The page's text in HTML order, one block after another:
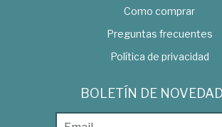
Como comprar
Preguntas frecuentes
Política de privacidad
BOLETÍN DE